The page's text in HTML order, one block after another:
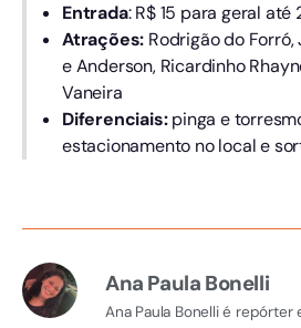
Entrada: R$ 15 para geral até
Atrações: Rodrigão do
e Anderson, Ricardinho
Vaneira
Diferenciais:pinga e
estacionamento no local e
Ana Paula Bonelli
Ana Paula Bonelli é